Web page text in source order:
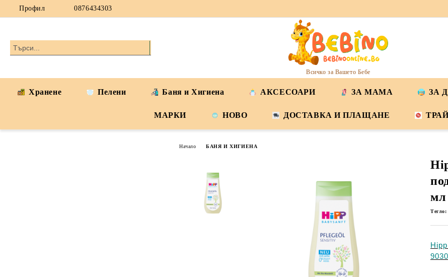
Профил 0876434303
Всичко за Вашето Бебе
Хранене Пелени Баня и Хигиена АКСЕСОАРИ ЗА МАМА ЗА
МАРКИ НОВО ДОСТАВКА И ПЛАЩАНЕ
Начало БАНЯ И ХИГИЕНА
мл
Тегло: